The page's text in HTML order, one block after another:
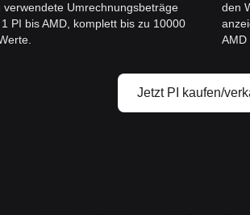
Umrechnungsbeträge
PI bis AMD, komplett bis zu 10000
den
AMD
Jetzt PI kaufen/